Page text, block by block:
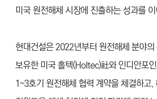
미국 원전해체 시장에 진출하는 성과를
현대건설은 2022년부터 원전해체 분야
보유한 미국 홀텍(Holtec)社와 인디안포
1~3호기 원전해체 협력 계약을 체결하고